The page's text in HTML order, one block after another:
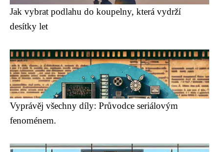
Jak vybrat podlahu do koupelny, která vydrží
desítky let
Vyprávěj všechny díly: Průvodce seriálovým
fenoménem.